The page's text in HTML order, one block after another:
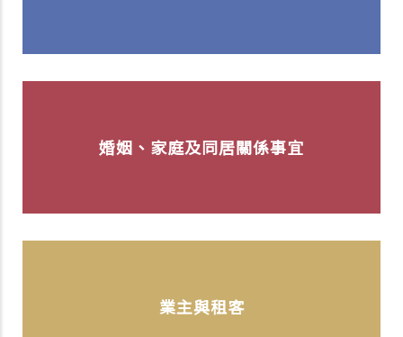
婚姻、家庭及同居關係事宜
業主與租客